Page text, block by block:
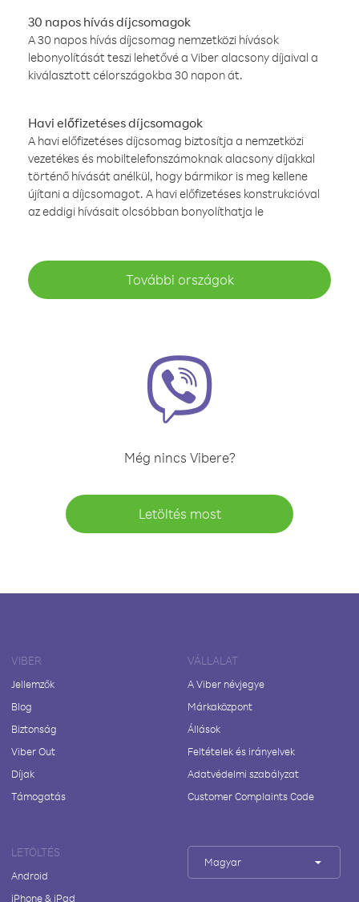
30 napos hívás díjcsomagok
A 30 napos hívás díjcsomag nemzetközi hívások
lebonyolítását teszi lehetővé a Viber alacsony díjaival a
kiválasztott célországokba 30 napon át.
Havi előfizetéses díjcsomagok
A havi előfizetéses díjcsomag biztosítja a nemzetközi
vezetékes és mobiltelefonszámoknak alacsony díjakkal
történő hívását anélkül, hogy bármikor is meg kellene
újítani a díjcsomagot. A havi előfizetéses konstrukcióval
az eddigi hívásait olcsóbban bonyolíthatja le
További országok
Még nincs Vibere?
Letöltés most
VIBER
Jellemzők
Blog
Biztonság
Viber Out
Díjak
Támogatás
VÁLLALAT
A Viber névjegye
Márkaközpont
Állások
Feltételek és irányelvek
Adatvédelmi szabályzat
Customer Complaints Code
LETÖLTÉS
Android
iPhone & iPad
Magyar